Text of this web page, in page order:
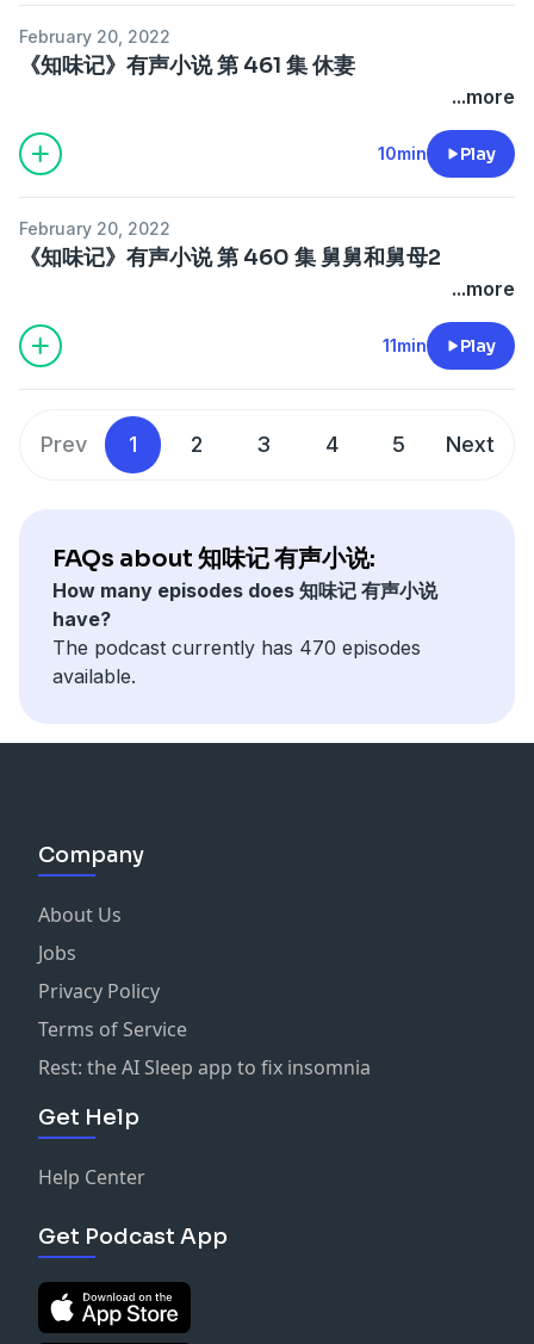
February 20, 2022
《知味记》有声小说 第 461 集 休妻
...more
10min Play
February 20, 2022
《知味记》有声小说 第 460 集 舅舅和舅母2
...more
11min Play
Prev 1 2 3 4 5 Next
FAQs about 知味记 有声小说:
How many episodes does 知味记 有声小说
have?
The podcast currently has 470 episodes
available.
Company
About Us
Jobs
Privacy Policy
Terms of Service
Rest: the AI Sleep app to fix insomnia
Get Help
Help Center
Get Podcast App